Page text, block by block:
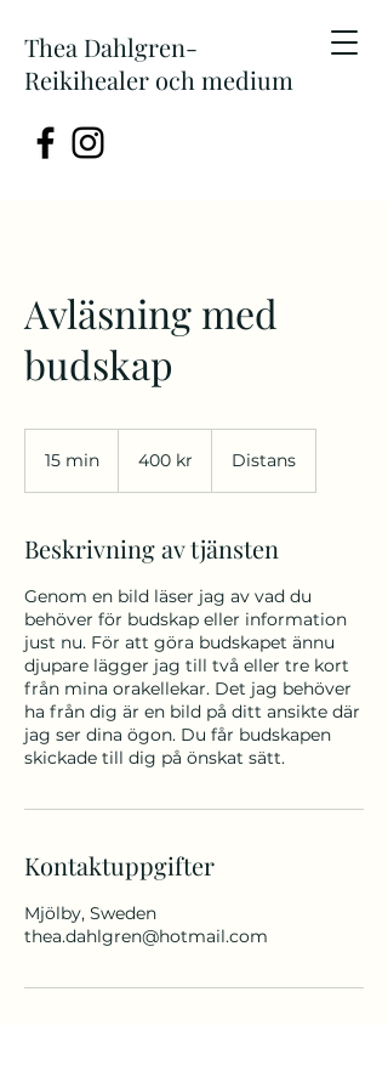
Thea Dahlgren-
Reikihealer och medium
Avläsning med
budskap
15 min
n
kronor400 kr Distans
Beskrivning av tjänsten
Genom en bild läser jag av vad du
behöver för budskap eller information
just nu. För att göra budskapet ännu
djupare lägger jag till två eller tre kort
från mina orakellekar. Det jag behöver
ha från dig är en bild på ditt ansikte där
jag ser dina ögon. Du får budskapen
skickade till dig på önskat sätt.
Kontaktuppgifter
Mjölby, Sweden
thea.dahlgren@hotmail.com